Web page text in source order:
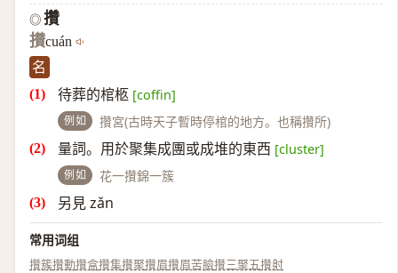
◎ 攢
攅cuán
名
待葬的棺柩 [coffin]
例如 攢宮(古時天子暫時停棺的地方。也稱攢所)
量詞。用於聚集成團或成堆的東西 [cluster]
例如 花一攢錦一簇
另見 zǎn
常用词组
攢簇攢動攢盒攢集攢聚攢眉攢眉苦臉攢三聚五攢射